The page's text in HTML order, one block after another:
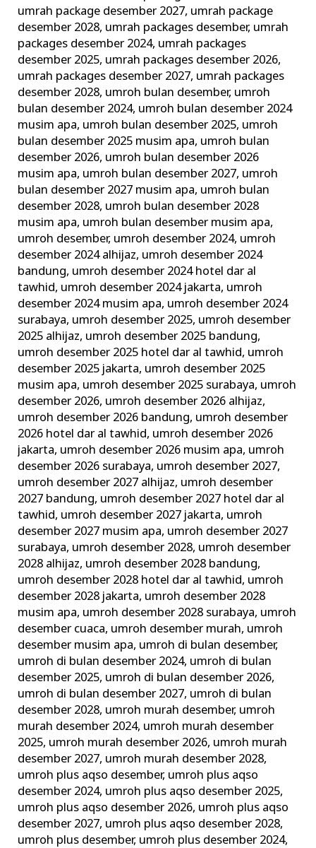
umrah package desember 2027, umrah package
desember 2028, umrah packages desember, umrah
packages desember 2024, umrah packages
desember 2025, umrah packages desember 2026,
umrah packages desember 2027, umrah packages
desember 2028, umroh bulan desember, umroh
bulan desember 2024, umroh bulan desember 2024
musim apa, umroh bulan desember 2025, umroh
bulan desember 2025 musim apa, umroh bulan
desember 2026, umroh bulan desember 2026
musim apa, umroh bulan desember 2027, umroh
bulan desember 2027 musim apa, umroh bulan
desember 2028, umroh bulan desember 2028
musim apa, umroh bulan desember musim apa,
umroh desember, umroh desember 2024, umroh
desember 2024 alhijaz, umroh desember 2024
bandung, umroh desember 2024 hotel dar al
tawhid, umroh desember 2024 jakarta, umroh
desember 2024 musim apa, umroh desember 2024
surabaya, umroh desember 2025, umroh desember
2025 alhijaz, umroh desember 2025 bandung,
umroh desember 2025 hotel dar al tawhid, umroh
desember 2025 jakarta, umroh desember 2025
musim apa, umroh desember 2025 surabaya, umroh
desember 2026, umroh desember 2026 alhijaz,
umroh desember 2026 bandung, umroh desember
2026 hotel dar al tawhid, umroh desember 2026
jakarta, umroh desember 2026 musim apa, umroh
desember 2026 surabaya, umroh desember 2027,
umroh desember 2027 alhijaz, umroh desember
2027 bandung, umroh desember 2027 hotel dar al
tawhid, umroh desember 2027 jakarta, umroh
desember 2027 musim apa, umroh desember 2027
surabaya, umroh desember 2028, umroh desember
2028 alhijaz, umroh desember 2028 bandung,
umroh desember 2028 hotel dar al tawhid, umroh
desember 2028 jakarta, umroh desember 2028
musim apa, umroh desember 2028 surabaya, umroh
desember cuaca, umroh desember murah, umroh
desember musim apa, umroh di bulan desember,
umroh di bulan desember 2024, umroh di bulan
desember 2025, umroh di bulan desember 2026,
umroh di bulan desember 2027, umroh di bulan
desember 2028, umroh murah desember, umroh
murah desember 2024, umroh murah desember
2025, umroh murah desember 2026, umroh murah
desember 2027, umroh murah desember 2028,
umroh plus aqso desember, umroh plus aqso
desember 2024, umroh plus aqso desember 2025,
umroh plus aqso desember 2026, umroh plus aqso
desember 2027, umroh plus aqso desember 2028,
umroh plus desember, umroh plus desember 2024,